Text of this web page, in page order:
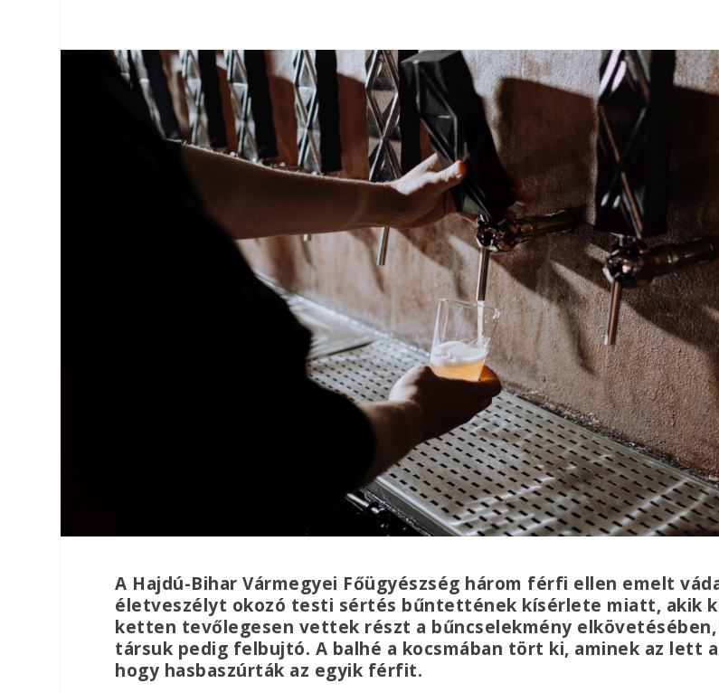
A Hajdú-Bihar Vármegyei Főügyészség három férfi ellen emelt
életveszélyt okozó testi sértés bűntettének kísérlete miatt, akik
ketten tevőlegesen vettek részt a bűncselekmény
társuk pedig felbujtó. A balhé a kocsmában tört ki, aminek az lett
hogy hasbaszúrták az egyik férfit.